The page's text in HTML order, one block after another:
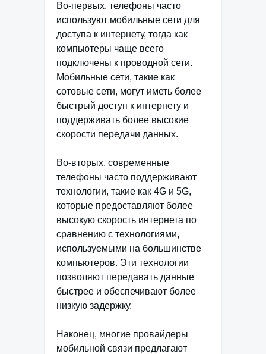
Во-первых, телефоны часто
используют мобильные сети для
доступа к интернету, тогда как
компьютеры чаще всего
подключены к проводной сети.
Мобильные сети, такие как
сотовые сети, могут иметь более
быстрый доступ к интернету и
поддерживать более высокие
скорости передачи данных.
Во-вторых, современные
телефоны часто поддерживают
технологии, такие как 4G и 5G,
которые предоставляют более
высокую скорость интернета по
сравнению с технологиями,
используемыми на большинстве
компьютеров. Эти технологии
позволяют передавать данные
быстрее и обеспечивают более
низкую задержку.
Наконец, многие провайдеры
мобильной связи предлагают